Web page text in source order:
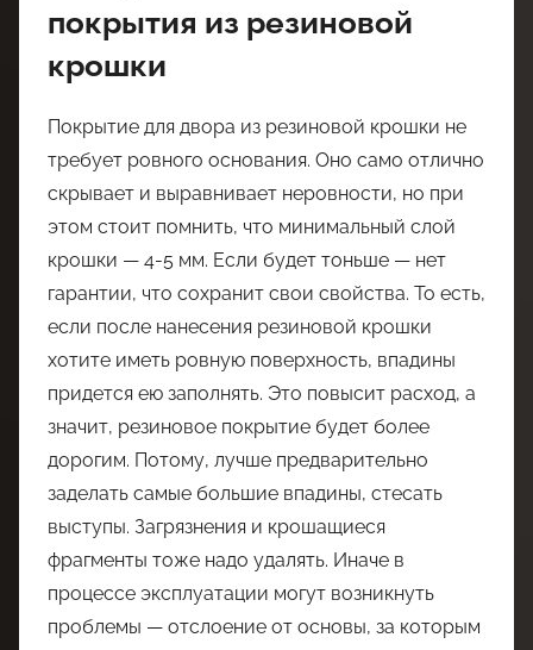
покрытия из резиновой
крошки
Покрытие для двора из резиновой крошки не
требует ровного основания. Оно само отлично
скрывает и выравнивает неровности, но при
этом стоит помнить, что минимальный слой
крошки — 4-5 мм. Если будет тоньше — нет
гарантии, что сохранит свои свойства. То есть,
если после нанесения резиновой крошки
хотите иметь ровную поверхность, впадины
придется ею заполнять. Это повысит расход, а
значит, резиновое покрытие будет более
дорогим. Потому, лучше предварительно
заделать самые большие впадины, стесать
выступы. Загрязнения и крошащиеся
фрагменты тоже надо удалять. Иначе в
процессе эксплуатации могут возникнуть
проблемы — отслоение от основы, за которым